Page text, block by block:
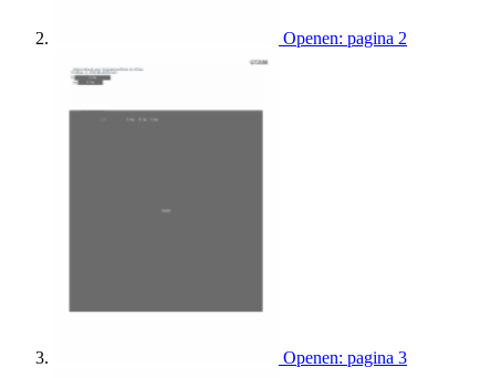
Openen: pagina 2
Openen: pagina 3